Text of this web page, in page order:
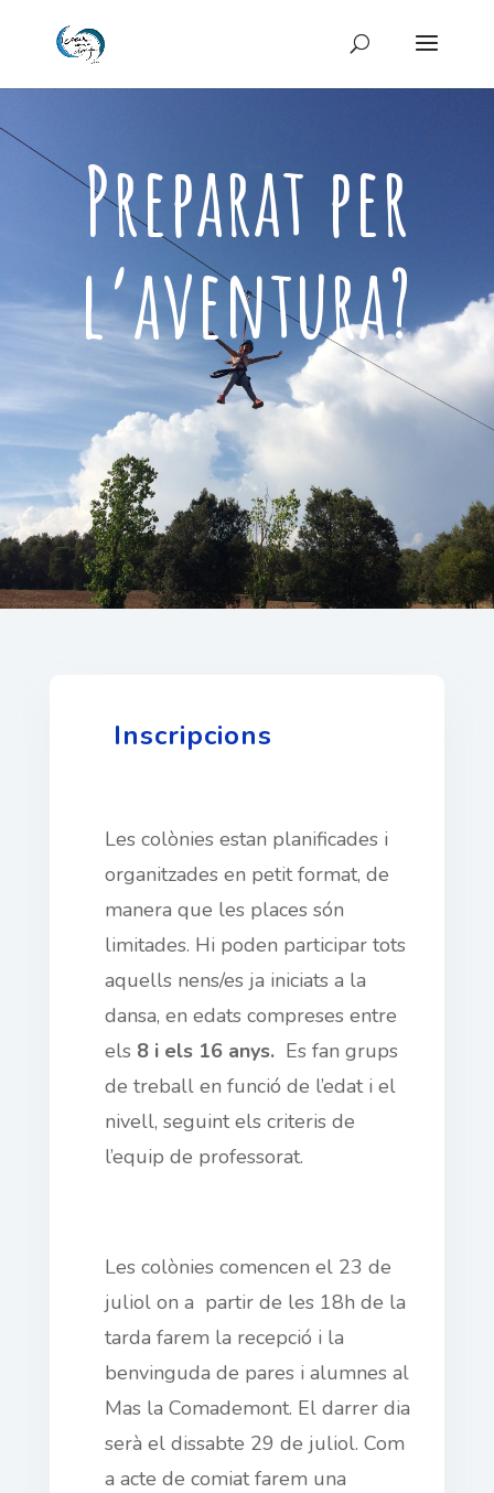
Preparat per
l’aventura?
Inscripcions
Les colònies estan planificades i
organitzades en petit format, de
manera que les places són
limitades. Hi poden participar tots
aquells nens/es ja iniciats a la
dansa, en edats compreses entre
els 8 i els 16 anys. Es fan grups
de treball en funció de l’edat i el
nivell, seguint els criteris de
l’equip de professorat.
Les colònies comencen el 23 de
juliol on a partir de les 18h de la
tarda farem la recepció i la
benvinguda de pares i alumnes al
Mas la Comademont. El darrer dia
serà el dissabte 29 de juliol. Com
a acte de comiatfarem una